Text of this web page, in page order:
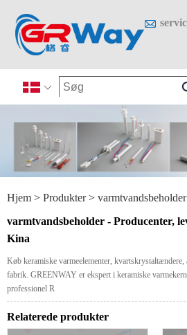


Hjem > Produkter > varmtvandsbeholder
varmtvandsbeholder - Producenter,
Kina
Køb keramiske varmeelementer,
fabrik. GREENWAY er ekspert i keramiske
professionel R
Relaterede produkter